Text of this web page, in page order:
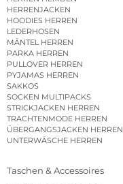
HERRENJACKEN
HOODIES HERREN
LEDERHOSEN
MÄNTEL HERREN
PARKA HERREN
PULLOVER HERREN
PYJAMAS HERREN
SAKKOS
SOCKEN MULTIPACKS
STRICKJACKEN HERREN
TRACHTENMODE HERREN
ÜBERGANGSJACKEN HERREN
UNTERWÄSCHE HERREN
Taschen & Accessoires